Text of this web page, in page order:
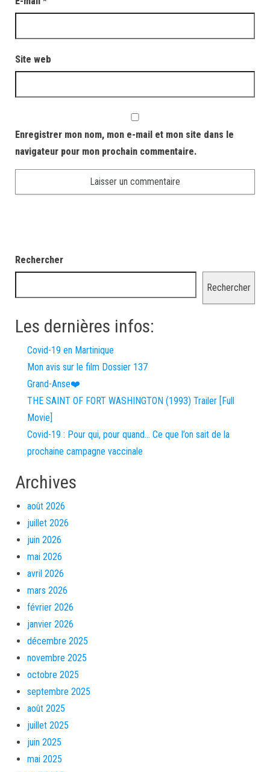
Site web
Enregistrer mon nom, mon e-mail et mon site dans le
navigateur pour mon prochain commentaire.
Rechercher
Rechercher
Les dernières infos:
Covid-19 en Martinique
Mon avis sur le film Dossier 137
Grand-Anse❤️
THE SAINT OF FORT WASHINGTON (1993) Trailer [Full
Movie]
Covid-19 : Pour qui, pour quand… Ce que l’on sait de la
prochaine campagne vaccinale
Archives
août 2026
juillet 2026
juin 2026
mai 2026
avril 2026
mars 2026
février 2026
janvier 2026
décembre 2025
novembre 2025
octobre 2025
septembre 2025
août 2025
juillet 2025
juin 2025
mai 2025